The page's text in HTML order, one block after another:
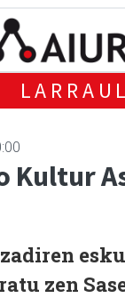
LARRAUL
Kultur
zen